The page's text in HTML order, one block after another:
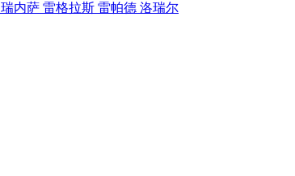
瑞内萨 雷格拉斯 雷帕德 洛瑞尔